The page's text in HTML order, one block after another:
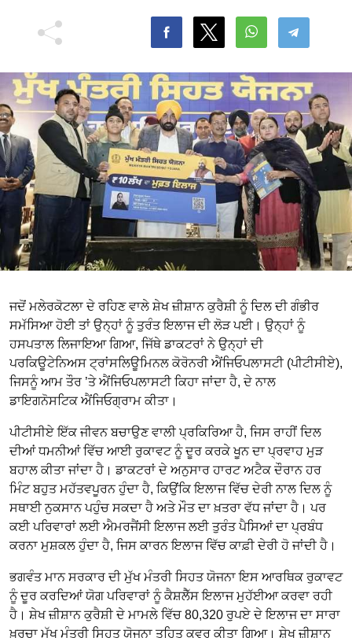
ਜਦੋਂ ਮਲੇਰਕੋਟਲਾ ਦੇ ਰਹਿਣ ਵਾਲੇ ਸ਼ੇਖ ਜ਼ੀਸ਼ਾਨ ਕੁਰੈਸ਼ੀ ਨੂੰ ਦਿਲ ਦੀ ਗੰਭੀਰ
ਸਮੱਸਿਆ ਹੋਈ ਤਾਂ ਉਨ੍ਹਾਂ ਨੂੰ ਤੁਰੰਤ ਇਲਾਜ ਦੀ ਲੋੜ ਪਈ। ਉਨ੍ਹਾਂ ਨੂੰ
ਹਸਪਤਾਲ ਲਿਜਾਇਆ ਗਿਆ, ਜਿੱਥੇ ਡਾਕਟਰਾਂ ਨੇ ਉਨ੍ਹਾਂ ਦੀ
ਪਰਕਿਊਟੇਨਿਅਸ ਟ੍ਰਾਂਸਲਿਊਮਿਨਲ ਕੋਰੋਨਰੀ ਐਂਜਿਓਪਲਾਸਟੀ (ਪੀਟੀਸੀਏ),
ਜਿਸਨੂੰ ਆਮ ਤੌਰ ’ਤੇ ਐਂਜਿਓਪਲਾਸਟੀ ਕਿਹਾ ਜਾਂਦਾ ਹੈ, ਦੇ ਨਾਲ
ਡਾਇਗਨੋਸਟਿਕ ਐਂਜਿਓਗ੍ਰਾਮ ਕੀਤਾ।
ਪੀਟੀਸੀਏ ਇੱਕ ਜੀਵਨ ਬਚਾਉਣ ਵਾਲੀ ਪ੍ਰਕਿਰਿਆ ਹੈ, ਜਿਸ ਰਾਹੀਂ ਦਿਲ
ਦੀਆਂ ਧਮਨੀਆਂ ਵਿੱਚ ਆਈ ਰੁਕਾਵਟ ਨੂੰ ਦੂਰ ਕਰਕੇ ਖੂਨ ਦਾ ਪ੍ਰਵਾਹ ਮੁੜ
ਬਹਾਲ ਕੀਤਾ ਜਾਂਦਾ ਹੈ। ਡਾਕਟਰਾਂ ਦੇ ਅਨੁਸਾਰ ਹਾਰਟ ਅਟੈਕ ਦੌਰਾਨ ਹਰ
ਮਿੰਟ ਬਹੁਤ ਮਹੱਤਵਪੂਰਨ ਹੁੰਦਾ ਹੈ, ਕਿਉਂਕਿ ਇਲਾਜ ਵਿੱਚ ਦੇਰੀ ਨਾਲ ਦਿਲ ਨੂੰ
ਸਥਾਈ ਨੁਕਸਾਨ ਪਹੁੰਚ ਸਕਦਾ ਹੈ ਅਤੇ ਮੌਤ ਦਾ ਖ਼ਤਰਾ ਵੱਧ ਜਾਂਦਾ ਹੈ। ਪਰ
ਕਈ ਪਰਿਵਾਰਾਂ ਲਈ ਐਮਰਜੈਂਸੀ ਇਲਾਜ ਲਈ ਤੁਰੰਤ ਪੈਸਿਆਂ ਦਾ ਪ੍ਰਬੰਧ
ਕਰਨਾ ਮੁਸ਼ਕਲ ਹੁੰਦਾ ਹੈ, ਜਿਸ ਕਾਰਨ ਇਲਾਜ ਵਿੱਚ ਕਾਫ਼ੀ ਦੇਰੀ ਹੋ ਜਾਂਦੀ ਹੈ।
ਭਗਵੰਤ ਮਾਨ ਸਰਕਾਰ ਦੀ ਮੁੱਖ ਮੰਤਰੀ ਸਿਹਤ ਯੋਜਨਾ ਇਸ ਆਰਥਿਕ ਰੁਕਾਵਟ
ਨੂੰ ਦੂਰ ਕਰਦਿਆਂ ਯੋਗ ਪਰਿਵਾਰਾਂ ਨੂੰ ਕੈਸ਼ਲੈੱਸ ਇਲਾਜ ਮੁਹੱਈਆ ਕਰਵਾ ਰਹੀ
ਹੈ। ਸ਼ੇਖ ਜ਼ੀਸ਼ਾਨ ਕੁਰੈਸ਼ੀ ਦੇ ਮਾਮਲੇ ਵਿੱਚ 80,320 ਰੁਪਏ ਦੇ ਇਲਾਜ ਦਾ ਸਾਰਾ
ਖ਼ਰਚਾ ਮੁੱਖ ਮੰਤਰੀ ਸਿਹਤ ਯੋਜਨਾ ਤਹਿਤ ਕਵਰ ਕੀਤਾ ਗਿਆ। ਸ਼ੇਖ ਜ਼ੀਸ਼ਾਨ